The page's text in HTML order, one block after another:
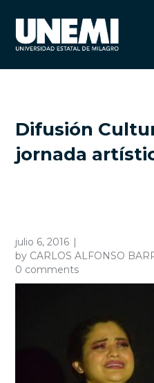
Difusión
jornada
julio 6, 2016
by CARLOS ALFONSO
0 comments